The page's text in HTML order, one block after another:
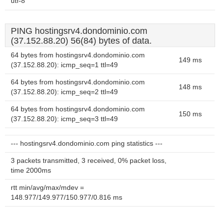
PING hostingsrv4.dondominio.com
(37.152.88.20) 56(84) bytes of data.
64 bytes from hostingsrv4.dondominio.com
(37.152.88.20): icmp_seq=1 ttl=49
149 ms
64 bytes from hostingsrv4.dondominio.com
(37.152.88.20): icmp_seq=2 ttl=49
148 ms
64 bytes from hostingsrv4.dondominio.com
(37.152.88.20): icmp_seq=3 ttl=49
150 ms
--- hostingsrv4.dondominio.com ping statistics ---
3 packets transmitted, 3 received, 0% packet loss,
time 2000ms
rtt min/avg/max/mdev =
148.977/149.977/150.977/0.816 ms